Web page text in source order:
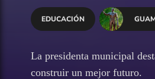
EDUCACIÓN
La presidenta municipal
construir un mejor futuro.